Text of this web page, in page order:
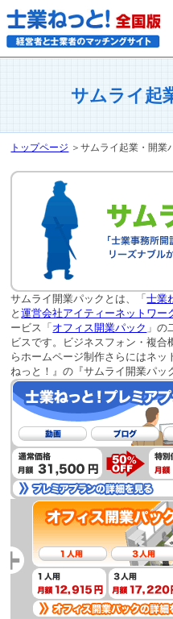
サムライ起
トップページ ＞サムライ起業・開業
サムライ開業パックとは、「士業
と運営会社アイティーネットワー
ービス「 オフィス開業パック 」の
ビスです。ビジネスフォン・複
らホームページ制作さらにはネ
ねっと！』の『サムライ開業パッ